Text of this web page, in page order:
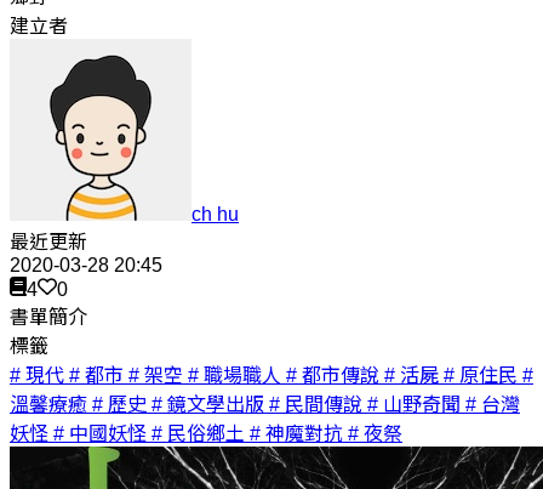
建立者
ch hu
最近更新
2020-03-28 20:45
4
0
書單簡介
標籤
# 現代 # 都市 # 架空 # 職場職人 # 都市傳說 # 活屍 # 原住民 #
溫馨療癒 # 歷史 # 鏡文學出版 # 民間傳說 # 山野奇聞 # 台灣
妖怪 # 中國妖怪 # 民俗鄉土 # 神魔對抗 # 夜祭